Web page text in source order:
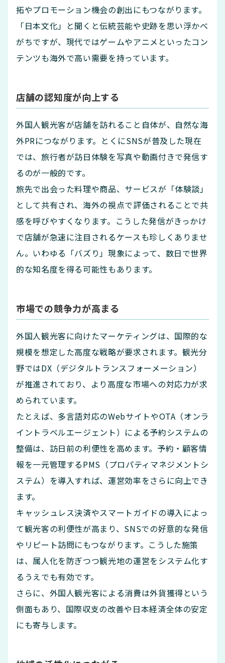
拓やプロモーション機会の創出にもつながります。
「日本文化」と聞くと伝統芸能や史跡を思い浮かべ
がちですが、現代ではゲームやアニメといったコン
テンツも海外で高い需要を持っています。
店舗の認知度が向上する
外国人観光客が店舗を訪れること自体が、自然な海
外PRにつながります。とくにSNSが普及した現在
では、旅行者が訪日体験を写真や動画付きで発信す
るのが一般的です。
旅先で出会った料理や商品、サービスが「体験談」
として共有され、海外の視点で評価されることで共
感を呼びやすくなります。こうした発信がきっかけ
で店舗が急速に注目されるケースも珍しくありませ
ん。いわゆる「バズり」現象によって、数日で世界
的な知名度を得る可能性もあります。
市場での競争力が高まる
外国人観光客に向けたマーケティングは、国際的な
規模を想定した高度な戦略が要求されます。観光分
野ではDX（デジタルトランスフォーメーション）
が推進されており、より高度な市場への対応力が求
められています。
たとえば、多言語対応のWebサイトやOTA（オンラ
イントラベルエージェント）による予約システムの
整備は、訪日前の利便性を高めます。予約・顧客情
報を一元管理するPMS（プロパティマネジメントシ
ステム）を導入すれば、運営効率をさらに向上でき
ます。
キャッシュレス決済やスマートガイドの導入によっ
て観光客の利便性が高まり、SNSでの好意的な発信
やリピート訪問にもつながります。こうした施策
は、属人化を防ぎつつ観光地の運営をシステム化す
るうえでも有効です。
さらに、外国人観光客による消費は外貨獲得という
側面もあり、国際収支の改善や日本経済全体の安定
にも寄与します。